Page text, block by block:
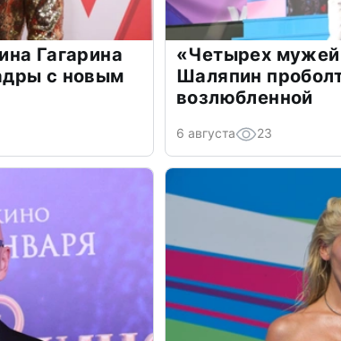
Гагарина
с новым
«Четырех мужей
Шаляпин
возлюбленной
6 августа 23